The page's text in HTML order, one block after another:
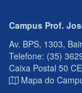
Campus Prof.
Av. BPS, 1303,
Telefone: (35)
Caixa Postal 50
Mapa do